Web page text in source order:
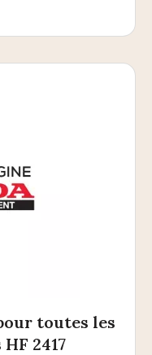
toutes les
2417